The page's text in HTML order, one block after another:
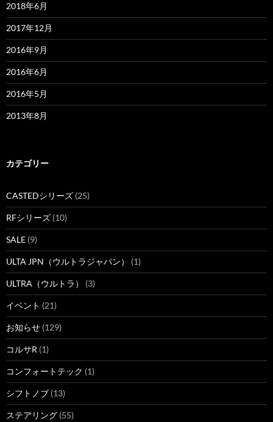
2018年6月
2017年12月
2016年9月
2016年6月
2016年5月
2013年8月
カテゴリー
CASTEDシリーズ (25)
RFシリーズ (10)
SALE (9)
ULTA JPN（ウルトラジャパン） (1)
ULTRA（ウルトラ） (3)
イベント (21)
お知らせ (129)
コルサR (1)
コンフォートテック (1)
シフトノブ (13)
ステアリング (55)